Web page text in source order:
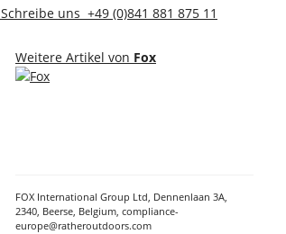
Schreibe uns +49 (0)841 881 875 11
Weitere Artikel von Fox
FOX International Group Ltd, Dennenlaan 3A,
2340, Beerse, Belgium, compliance-
europe@ratheroutdoors.com